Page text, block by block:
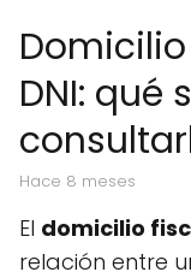
DNI: qué
hace 8 meses
El domicilio
relación entre